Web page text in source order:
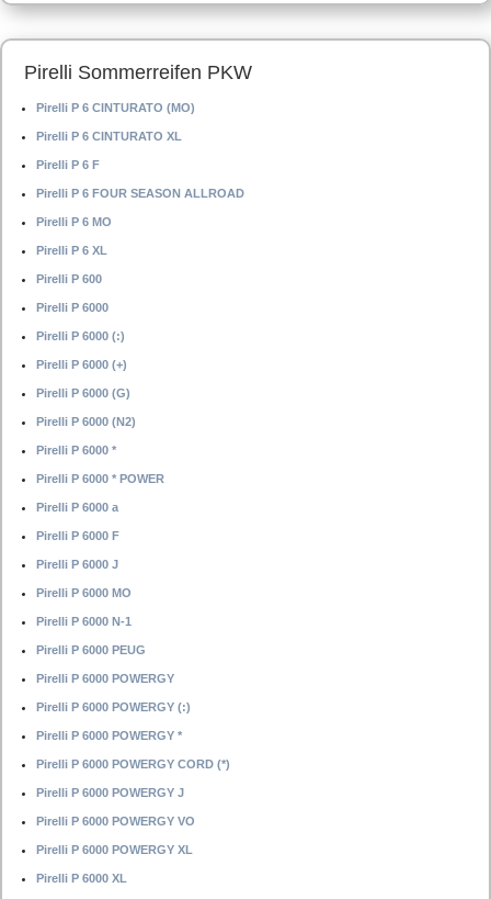
Pirelli Sommerreifen PKW
Pirelli P 6 CINTURATO (MO)
Pirelli P 6 CINTURATO XL
Pirelli P 6 F
Pirelli P 6 FOUR SEASON ALLROAD
Pirelli P 6 MO
Pirelli P 6 XL
Pirelli P 600
Pirelli P 6000
Pirelli P 6000 (:)
Pirelli P 6000 (+)
Pirelli P 6000 (G)
Pirelli P 6000 (N2)
Pirelli P 6000 *
Pirelli P 6000 * POWER
Pirelli P 6000 a
Pirelli P 6000 F
Pirelli P 6000 J
Pirelli P 6000 MO
Pirelli P 6000 N-1
Pirelli P 6000 PEUG
Pirelli P 6000 POWERGY
Pirelli P 6000 POWERGY (:)
Pirelli P 6000 POWERGY *
Pirelli P 6000 POWERGY CORD (*)
Pirelli P 6000 POWERGY J
Pirelli P 6000 POWERGY VO
Pirelli P 6000 POWERGY XL
Pirelli P 6000 XL